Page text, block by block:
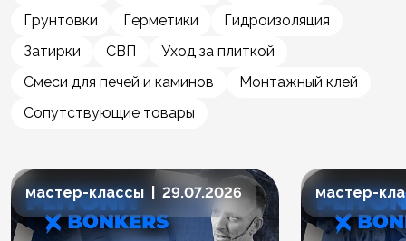
Грунтовки
Герметики
Гидроизоляция
Затирки
СВП
Уход за плиткой
Смеси для печей и каминов
Монтажный клей
Сопутствующие товары
мастер-классы | 29.07.2026 мастер-